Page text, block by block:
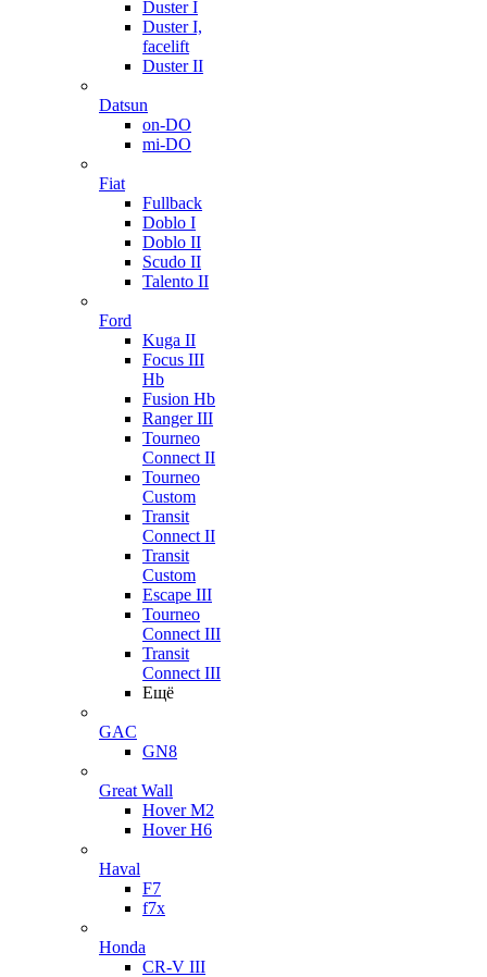
Duster I
Duster I,
facelift
Duster II
Datsun
on-DO
mi-DO
Fiat
Fullback
Doblo I
Doblo II
Scudo II
Talento II
Ford
Kuga II
Focus III
Hb
Fusion Hb
Ranger III
Tourneo
Connect II
Tourneo
Custom
Transit
Connect II
Transit
Custom
Escape III
Tourneo
Connect III
Transit
Connect III
Ещё
GAC
GN8
Great Wall
Hover M2
Hover H6
Haval
F7
f7x
Honda
CR-V III